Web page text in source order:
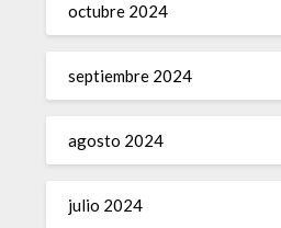
octubre 2024
septiembre 2024
agosto 2024
julio 2024